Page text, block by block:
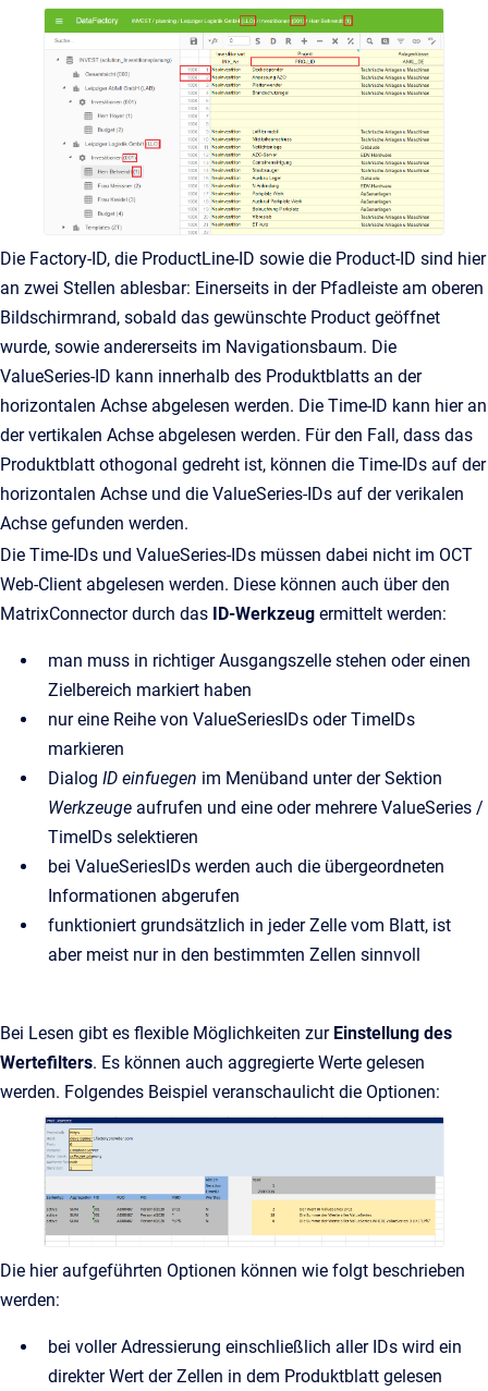
Die Factory-ID, die ProductLine-ID sowie die Product-ID sind hier
an zwei Stellen ablesbar: Einerseits in der Pfadleiste am oberen
Bildschirmrand, sobald das gewünschte Product geöffnet
wurde, sowie andererseits im Navigationsbaum. Die
ValueSeries-ID kann innerhalb des Produktblatts an der
horizontalen Achse abgelesen werden. Die Time-ID kann hier an
der vertikalen Achse abgelesen werden. Für den Fall, dass das
Produktblatt othogonal gedreht ist, können die Time-IDs auf der
horizontalen Achse und die ValueSeries-IDs auf der verikalen
Achse gefunden werden.
Die Time-IDs und ValueSeries-IDs müssen dabei nicht im OCT
Web-Client abgelesen werden. Diese können auch über den
MatrixConnector durch das ID-Werkzeug ermittelt werden:
man muss in richtiger Ausgangszelle stehen oder einen
Zielbereich markiert haben
nur eine Reihe von ValueSeriesIDs oder TimeIDs
markieren
Dialog ID einfuegen im Menüband unter der Sektion
Werkzeuge aufrufen und eine oder mehrere ValueSeries /
TimeIDs selektieren
bei ValueSeriesIDs werden auch die übergeordneten
Informationen abgerufen
funktioniert grundsätzlich in jeder Zelle vom Blatt, ist
aber meist nur in den bestimmten Zellen sinnvoll
Bei Lesen gibt es flexible Möglichkeiten zur Einstellung des
Wertefilters. Es können auch aggregierte Werte gelesen
werden. Folgendes Beispiel veranschaulicht die Optionen:
Die hier aufgeführten Optionen können wie folgt beschrieben
werden:
bei voller Adressierung einschließlich aller IDs wird ein
direkter Wert der Zellen in dem Produktblatt gelesen